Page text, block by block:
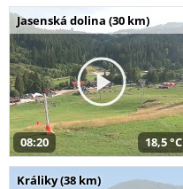
Jasenská dolina (30 km)
08:20 18,5 °C
Králiky (38 km)